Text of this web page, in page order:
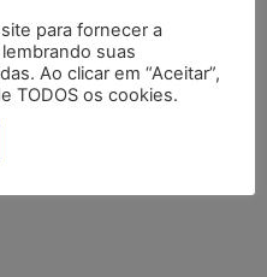
.
para fornecer a
suas
Ao clicar em “Aceitar”,
TODOS os cookies.